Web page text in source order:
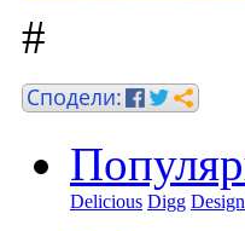
#
Delicious Digg